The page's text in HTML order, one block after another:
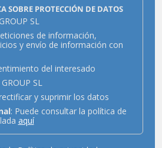
SOBRE PROTECCIÓN DE DATOS
SL
de información,
y envío de información con
del interesado
SL
y suprimir los datos
: Puede consultar la política de
aquí